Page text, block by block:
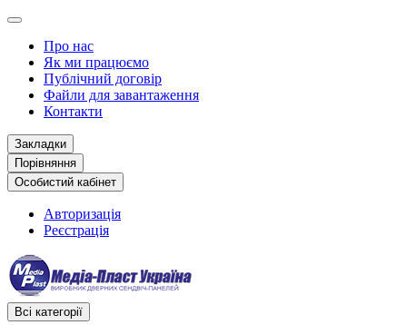
Про нас
Як ми працюємо
Публічний договір
Файли для завантаження
Контакти
Закладки
Порівняння
Особистий кабінет
Авторизація
Реєстрація
Всі категорії